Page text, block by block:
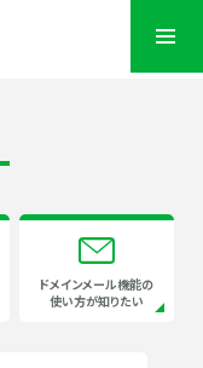
ドメインメール機能の
使い方が知りたい